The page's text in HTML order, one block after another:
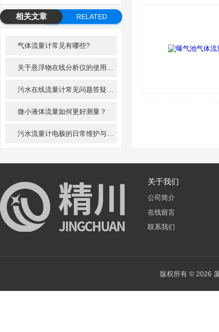
相关文章
RELATED
气体流量计常见有哪些?
微小液体流量如何更好测量？
关于我们
公司简介
在线留言
联系我们
版权所有 © 2026